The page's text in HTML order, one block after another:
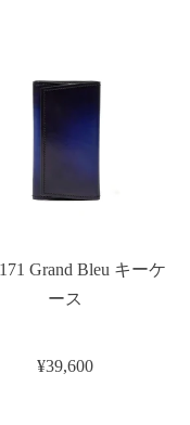
Grand Bleu キーケ
ース
¥39,600